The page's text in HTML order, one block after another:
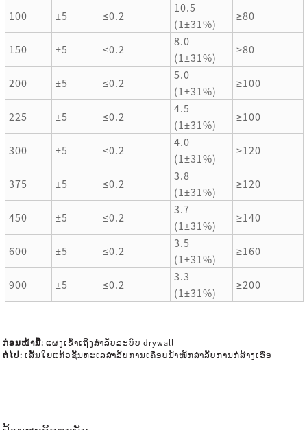
100
±5 ≤0.2
10.5
(1±31%)
≥80
150 ±5 ≤0.2
8.0
(1±31%)
≥80
200 ±5 ≤0.2
5.0
(1±31%)
≥100
225 ±5 ≤0.2
4.5
(1±31%)
≥100
300 ±5 ≤0.2
4.0
(1±31%)
≥120
375 ±5 ≤0.2
3.8
(1±31%)
≥120
450 ±5 ≤0.2
3.7
(1±31%)
≥140
600 ±5 ≤0.2
3.5
(1±31%)
≥160
900 ±5 ≤0.2
3.3
(1±31%)
≥200
ກ່ອນໜ້ານີ້: ແຜງເຂົ້າເຖິງສຳລັບລະບົບ drywall
ຕໍ່ໄປ: ເສັ້ນໃຍແກ້ວຊັ້ນທະເລສຳລັບການເຄືອບນ້ຳໜັກສຳລັບການກໍ່ສ້າງເຮືອ